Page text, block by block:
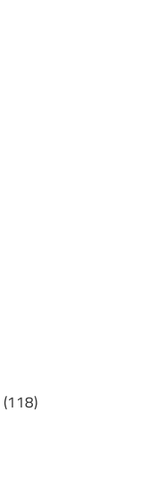
(118)